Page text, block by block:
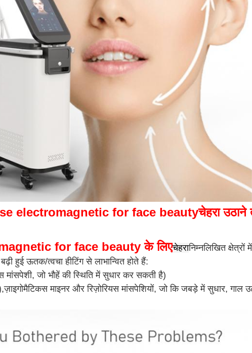
electromagnetic for face beautyचेहरा उठाने
for face beauty के लिएचेहरानिम्नलिखित क्षेत्रों
हुई ऊतक/त्वचा हीटिंग से लाभान्वित होते हैं:
मांसपेशी, जो भौहें की स्थिति में सुधार कर सकती है)
ज़ाइगोमैटिकस माइनर और रिज़ोरियस मांसपेशियों, जो कि जबड़े में सुधार,